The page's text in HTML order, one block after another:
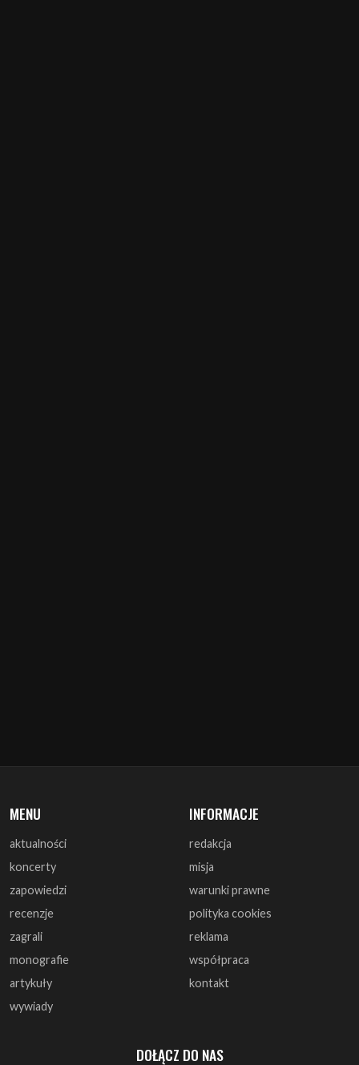
MENU
aktualności
koncerty
zapowiedzi
recenzje
zagrali
monografie
artykuły
wywiady
INFORMACJE
redakcja
misja
warunki prawne
polityka cookies
reklama
współpraca
kontakt
DOŁĄCZ DO NAS